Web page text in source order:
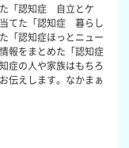
「認知症 自立とケ
てた「認知症 暮らし
「認知症ほっとニュー
報をまとめた「認知症
症の人や家族はもちろ
伝えします。なかまぁ